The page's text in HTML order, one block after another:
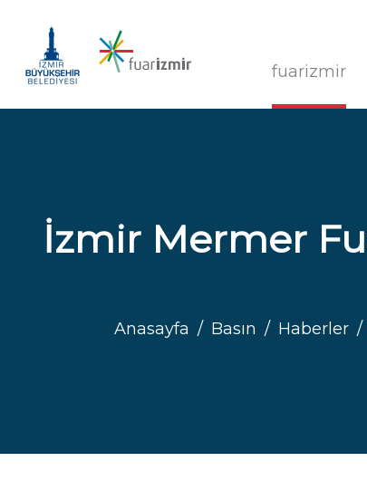
fuarizmir
İzmir Mermer
Anasayfa Basın Haberler